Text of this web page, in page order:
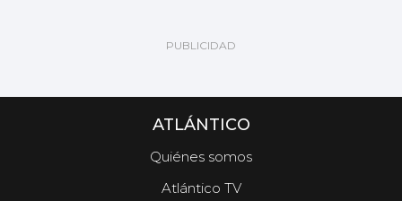
ATLÁNTICO
Quiénes somos
Atlántico TV